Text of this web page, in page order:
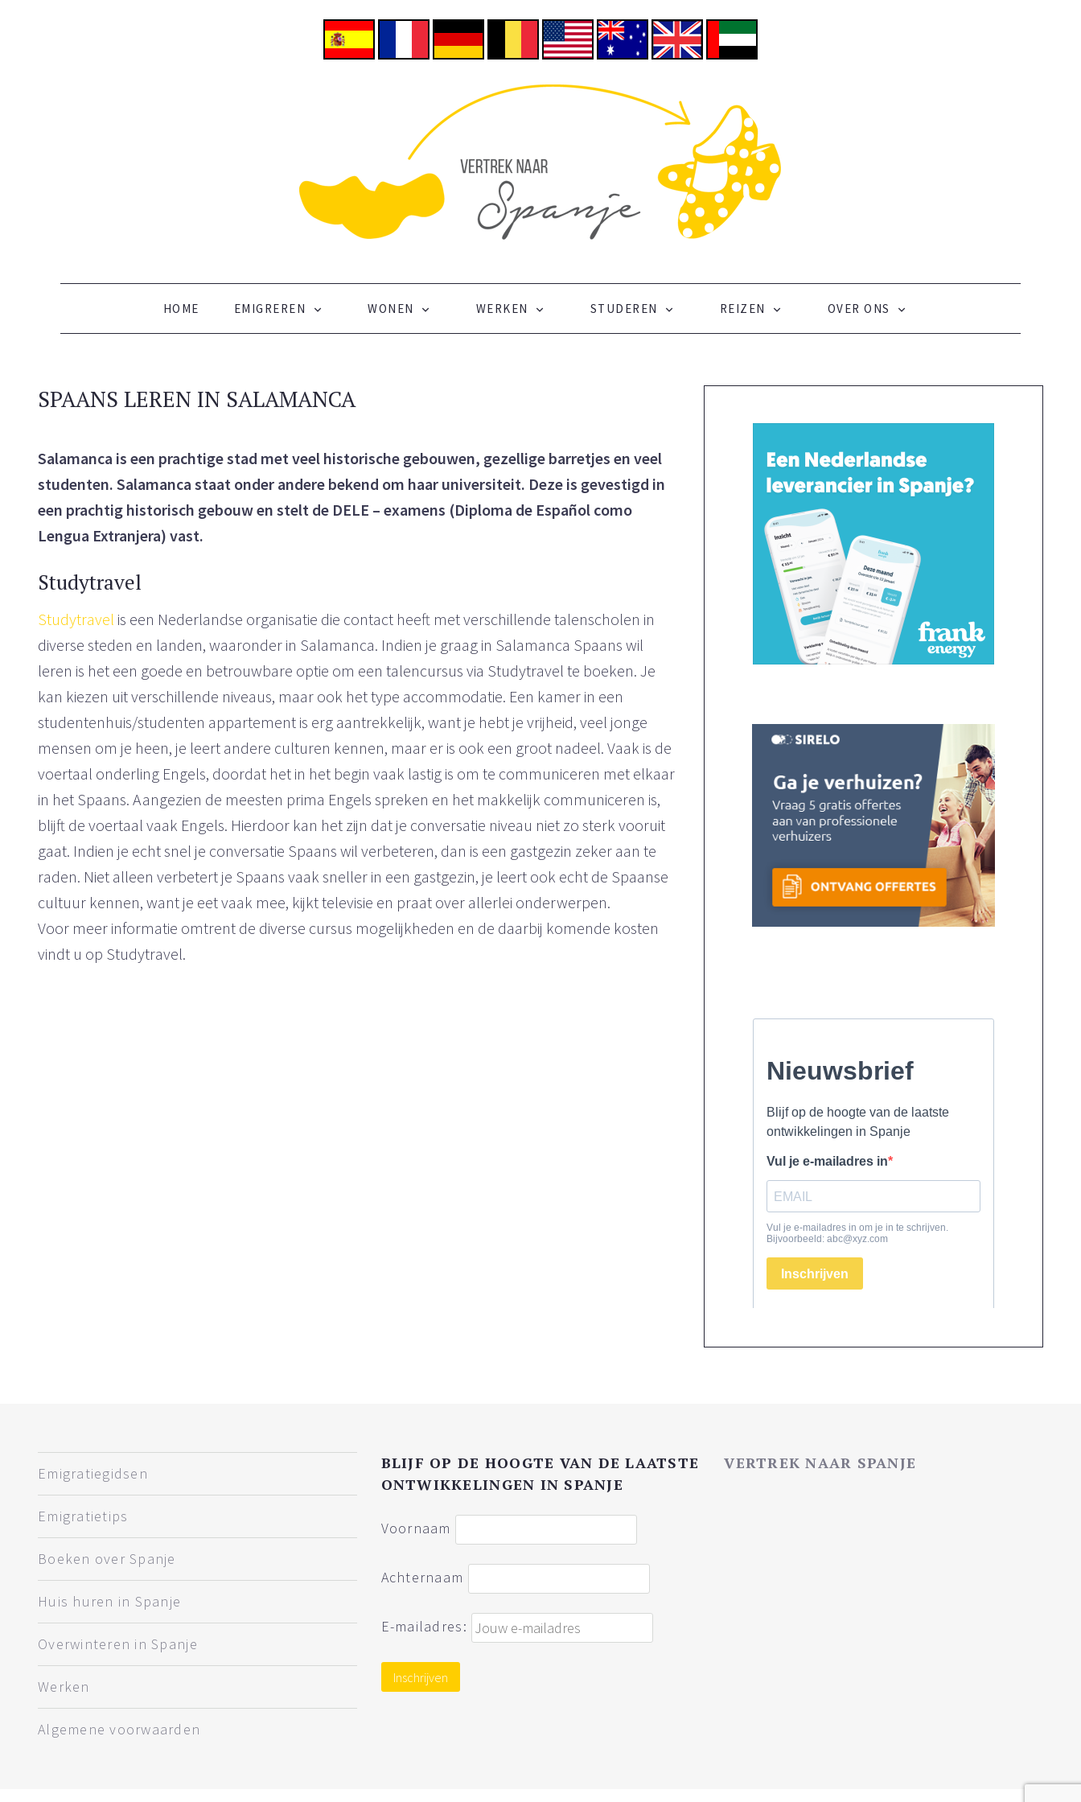
Vertrek naar Spanje
SKIP TO CONTENT
HOME EMIGREREN WONEN WERKEN STUDEREN REIZEN OVER ONS
SPAANS LEREN IN SALAMANCA
Salamanca is een prachtige stad met veel historische gebouwen, gezellige barretjes en veel
studenten. Salamanca staat onder andere bekend om haar universiteit. Deze is gevestigd in
een prachtig historisch gebouw en stelt de DELE – examens (Diploma de Español como
Lengua Extranjera) vast.
Studytravel
Studytravel is een Nederlandse organisatie die contact heeft met verschillende talenscholen in
diverse steden en landen, waaronder in Salamanca. Indien je graag in Salamanca Spaans wil
leren is het een goede en betrouwbare optie om een talencursus via Studytravel te boeken. Je
kan kiezen uit verschillende niveaus, maar ook het type accommodatie. Een kamer in een
studentenhuis/studenten appartement is erg aantrekkelijk, want je hebt je vrijheid, veel jonge
mensen om je heen, je leert andere culturen kennen, maar er is ook een groot nadeel. Vaak is de
voertaal onderling Engels, doordat het in het begin vaak lastig is om te communiceren met elkaar
in het Spaans. Aangezien de meesten prima Engels spreken en het makkelijk communiceren is,
blijft de voertaal vaak Engels. Hierdoor kan het zijn dat je conversatie niveau niet zo sterk vooruit
gaat. Indien je echt snel je conversatie Spaans wil verbeteren, dan is een gastgezin zeker aan te
raden. Niet alleen verbetert je Spaans vaak sneller in een gastgezin, je leert ook echt de Spaanse
cultuur kennen, want je eet vaak mee, kijkt televisie en praat over allerlei onderwerpen.
Voor meer informatie omtrent de diverse cursus mogelijkheden en de daarbij komende kosten
vindt u op Studytravel.
Emigratiegidsen
Emigratietips
Boeken over Spanje
Huis huren in Spanje
Overwinteren in Spanje
Werken
Algemene voorwaarden
BLIJF OP DE HOOGTE VAN DE LAATSTE
ONTWIKKELINGEN IN SPANJE
Voornaam
Achternaam
E-mailadres:
VERTREK NAAR SPANJE